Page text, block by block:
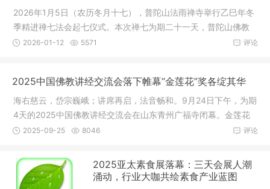
2026年1月5日（农历冬月十七），普陀山法雨禅寺举行乙巳年冬
季精进禅七法会起七仪式。本次禅七为期二十一天，普陀山佛教
协会会长
评论
2026-01-12 5571
2025中国佛教讲经交流会落下帷幕“金莲花”奖各绽其华
海右慈云，岱宗巍峨；讲席再启，法音畅和。9月24日下午，为期
4天的2025中国佛教讲经交流会在山东青州广福寺闭幕。金莲花
奖获奖名
评论
2025-09-25 8046
2025亚太素食展落幕：三天会展人潮
涌动，行业大咖共绘素食产业蓝图